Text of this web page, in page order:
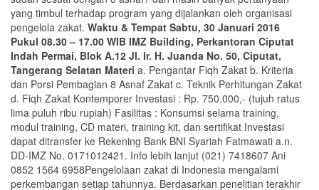
yang timbul terhadap program yang dijalankan oleh organisasi
pengelola zakat. Waktu & Tempat Sabtu, 30 Januari 2016
Pukul 08.30 – 17.00 WIB IMZ Building, Perkantoran Ciputat
Indah Permai, Blok A.12 Jl. Ir. H. Juanda No. 50, Ciputat,
Tangerang Selatan Materi a. Pengantar Fiqh Zakat b. Kriteria
dan Porsi Pembagian 8 Asnaf Zakat c. Teknik Perhitungan Zakat
d. Fiqh Zakat Kontemporer Investasi : Rp. 750.000,- (tujuh ratus
lima puluh ribu rupiah) Fasilitas : Konsumsi selama training,
modul training, CD materi, training kit, dan sertifikat Investasi
dapat ditransfer ke Rekening Bank BNI Syariah Fatmawati a.n.
DD-IMZ No. 0171012421. Info lebih lanjut (021) 7418607 Ani
0852 1564 6958Pengelolaan zakat di Indonesia mengalami
perkembangan setiap tahunnya. Berdasarkan penelitian terakhir